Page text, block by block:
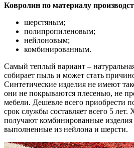
Ковролин по материалу
шерстяным;
полипропиленовым;
нейлоновым;
комбинированным.
Самый теплый вариант –
собирает пыль и может стать
Синтетические изделия не имеют
они не покрываются плесенью, не
мебели. Дешевле всего приобрести
срок службы составляет всего 5
получают комбинированные
выполненные из нейлона и шерсти.